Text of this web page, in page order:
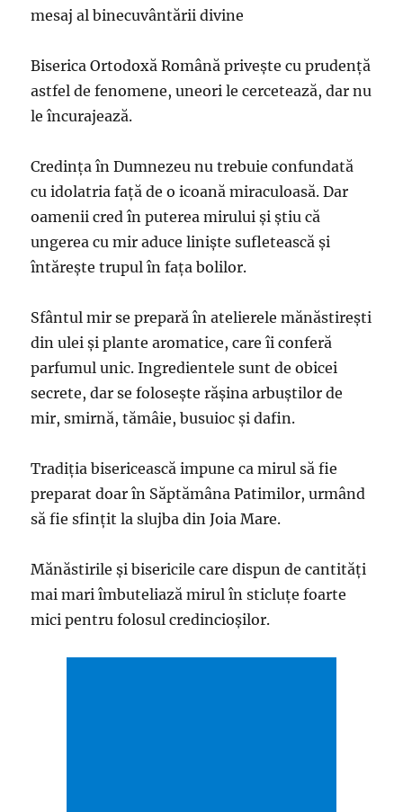
mesaj al binecuvântării divine
Biserica Ortodoxă Română priveşte cu prudenţă
astfel de fenomene, uneori le cercetează, dar nu
le încurajează.
Credinţa în Dumnezeu nu trebuie confundată
cu idolatria faţă de o icoană miraculoasă. Dar
oamenii cred în puterea mirului și știu că
ungerea cu mir aduce liniște sufletească și
întărește trupul în fața bolilor.
Sfântul mir se prepară în atelierele mănăstirești
din ulei și plante aromatice, care îi conferă
parfumul unic. Ingredientele sunt de obicei
secrete, dar se folosește rășina arbuștilor de
mir, smirnă, tămâie, busuioc și dafin.
Tradiția bisericească impune ca mirul să fie
preparat doar în Săptămâna Patimilor, urmând
să fie sfințit la slujba din Joia Mare.
Mănăstirile și bisericile care dispun de cantități
mai mari îmbuteliază mirul în sticluțe foarte
mici pentru folosul credincioșilor.